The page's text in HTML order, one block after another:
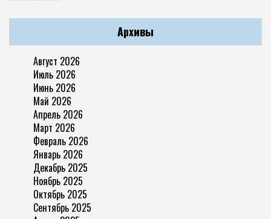
Архивы
Август 2026
Июль 2026
Июнь 2026
Май 2026
Апрель 2026
Март 2026
Февраль 2026
Январь 2026
Декабрь 2025
Ноябрь 2025
Октябрь 2025
Сентябрь 2025